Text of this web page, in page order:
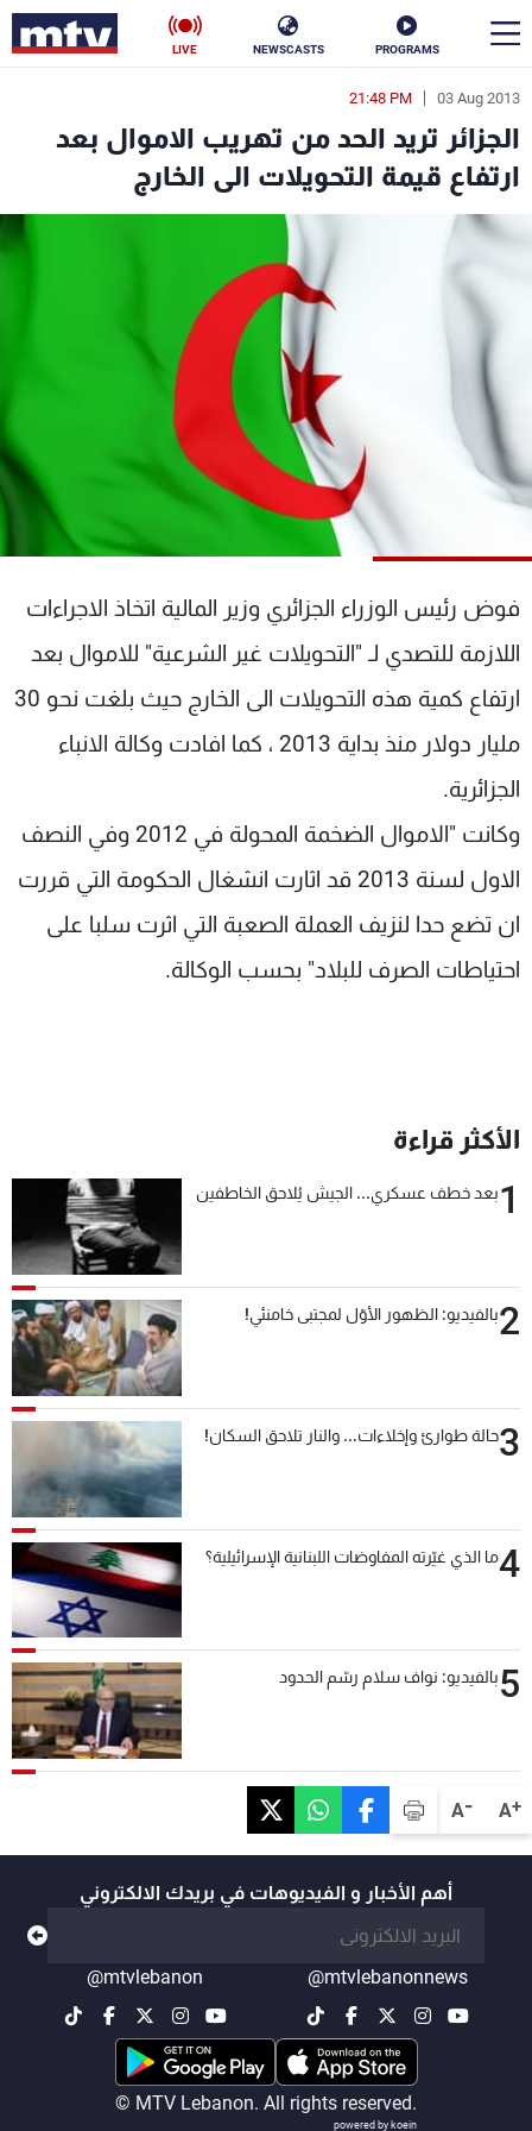
PROGRAMS
NEWSCASTS
LIVE
A+
A-
03 Aug 2013
21:48 PM
الجزائر تريد الحد من تهريب الاموال بعد
ارتفاع قيمة التحويلات الى الخارج
فوض رئيس الوزراء الجزائري وزير المالية اتخاذ الاجراءات
اللازمة للتصدي لـ "التحويلات غير الشرعية" للاموال بعد
ارتفاع كمية هذه التحويلات الى الخارج حيث بلغت نحو 30
مليار دولار منذ بداية 2013 ، كما افادت وكالة الانباء
الجزائرية.
وكانت "الاموال الضخمة المحولة في 2012 وفي النصف
الاول لسنة 2013 قد اثارت انشغال الحكومة التي قررت
ان تضع حدا لنزيف العملة الصعبة التي اثرت سلبا على
احتياطات الصرف للبلاد" بحسب الوكالة.
الأكثر قراءة
1بعد خطف عسكري... الجيش يُلاحق الخاطفين
2بالفيديو: الظهور الأوّل لمجتبى خامنئي!
3حالة طوارئ وإخلاءات... والنار تلاحق السكان!
4ما الذي غيّرته المفاوضات اللبنانية الإسرائيلية؟
5بالفيديو: نواف سلام رسّم الحدود
أهم الأخبار و الفيديوهات في بريدك الالكتروني
@mtvlebanonnews
@mtvlebanon
© MTV Lebanon. All rights reserved.
powered by koein
en
الأخبار
سياسة ناس
فن
رياضة
كأس العالم
البرامج
شاهد البرامج
الإنـتـاج
لاعلاناتكم
وظائف
تواصل معنا
شروط الإسـتخدام
سياسة الخصوصية